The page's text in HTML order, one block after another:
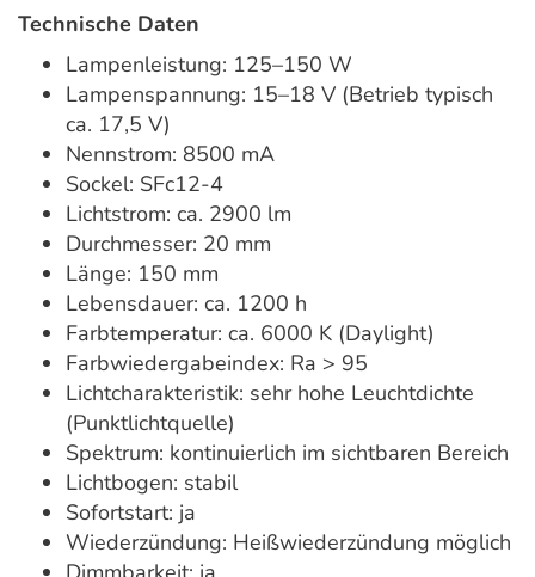
Technische Daten
Lampenleistung: 125–150 W
Lampenspannung: 15–18 V (Betrieb typisch
ca. 17,5 V)
Nennstrom: 8500 mA
Sockel: SFc12-4
Lichtstrom: ca. 2900 lm
Durchmesser: 20 mm
Länge: 150 mm
Lebensdauer: ca. 1200 h
Farbtemperatur: ca. 6000 K (Daylight)
Farbwiedergabeindex: Ra > 95
Lichtcharakteristik: sehr hohe Leuchtdichte
(Punktlichtquelle)
Spektrum: kontinuierlich im sichtbaren Bereich
Lichtbogen: stabil
Sofortstart: ja
Wiederzündung: Heißwiederzündung möglich